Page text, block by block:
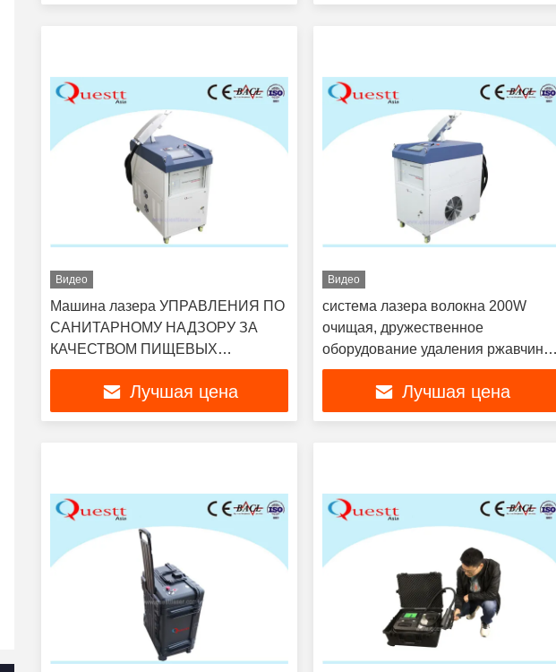
Видео
Машина лазера УПРАВЛЕНИЯ ПО
САНИТАРНОМУ НАДЗОРУ ЗА
КАЧЕСТВОМ ПИЩЕВЫХ
ПРОДУКТОВ И МЕДИКАМЕНТОВ
очищая с роботом, автоматическим
оборудованием удаления
Лучшая цена
Видео
система лазера волокна 200W
очищая, дружественное
оборудование удаления ржавчины
лазера
Лучшая цена